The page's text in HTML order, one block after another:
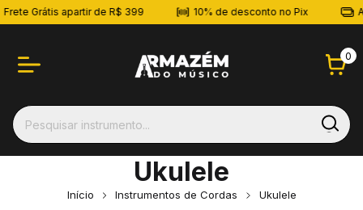
Frete Grátis apartir de R$ 399 10% de desconto no Pix
0
Ukulele
Início Instrumentos de Cordas Ukulele